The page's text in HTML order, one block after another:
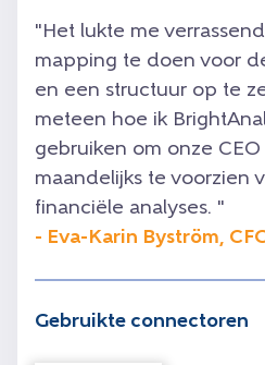
"Het lukte me
mapping te doen voor
en een structuur op te
meteen hoe ik
gebruiken om onze
maandelijks te voorzien
financiële analyses. "
- Eva-Karin Byström,
Gebruikte connectoren